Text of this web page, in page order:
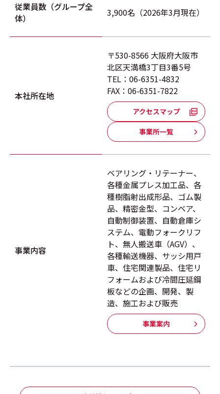
従業員数（グループ全
体）
3,900名（2026年3月現在）
本社所在地
〒530-8566 大阪府大阪市
北区天満橋3丁目3番5号
TEL：06-6351-4832
FAX：06-6351-7822
アクセスマップ
事業所一覧
事業内容
ベアリング・リテーナー、
各種金属プレス加工品、各
種樹脂射出成形品、ゴム製
品、精密金型、コンベア、
自動制御装置、自動倉庫シ
ステム、電動フォークリフ
ト、無人搬送車（AGV）、
各種輸送機器、サッシ用戸
車、住宅関連製品、住宅リ
フォームおよび冷間圧延鋼
板などの企画、開発、製
造、施工および販売
事業案内